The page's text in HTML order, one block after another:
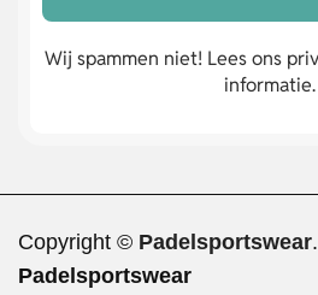
Wij spammen niet! Lees ons
informatie.
Copyright © Padelsportswear
Padelsportswear